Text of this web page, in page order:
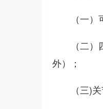
（一
（二
外）；
（三)